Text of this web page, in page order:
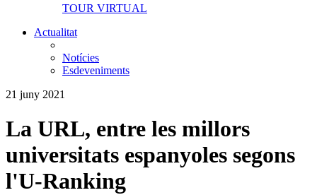
TOUR VIRTUAL
Actualitat
Notícies
Esdeveniments
21 juny 2021
La URL, entre les millors
universitats espanyoles segons
l'U-Ranking